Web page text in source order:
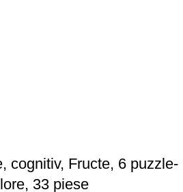
cognitiv, Fructe, 6 puzzle-
33 piese